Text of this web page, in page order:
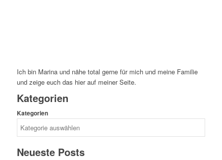
Ich bin Marina und nähe total gerne für mich und meine Familie
und zeige euch das hier auf meiner Seite.
Kategorien
Kategorien
Neueste Posts